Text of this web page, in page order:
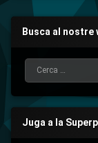
Busca al nostre
Cerca:
Juga a la